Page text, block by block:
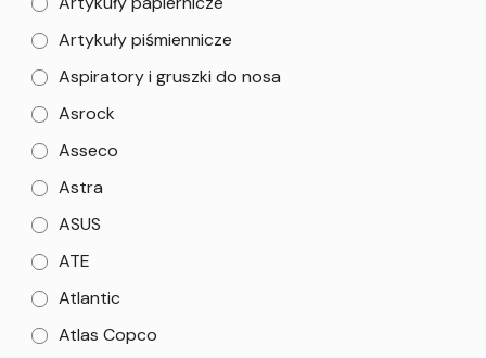
Artykuły piśmiennicze
Aspiratory i gruszki do nosa
Asrock
Asseco
Astra
ASUS
ATE
Atlantic
Atlas Copco